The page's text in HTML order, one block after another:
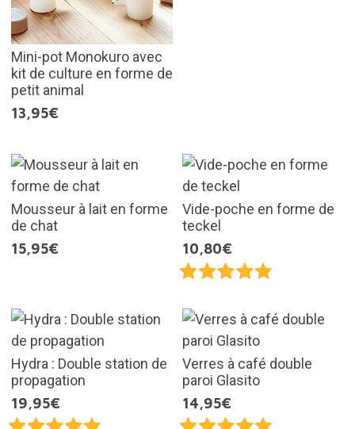
Mini-pot Monokuro avec
kit de culture en forme de
petit animal
13,95€
Mousseur à lait en forme
de chat
15,95€
Vide-poche en forme de
teckel
10,80€
Hydra : Double station de
propagation
19,95€
Verres à café double
paroi Glasito
14,95€